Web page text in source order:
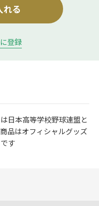
れる
登録
日本高等学校野球連盟と
品はオフィシャルグッズ
す